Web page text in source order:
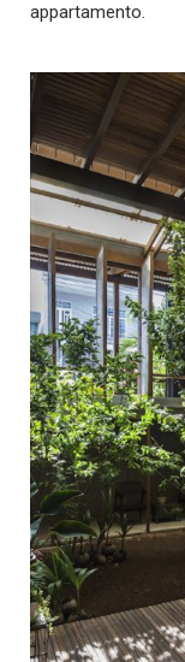
appartamento.